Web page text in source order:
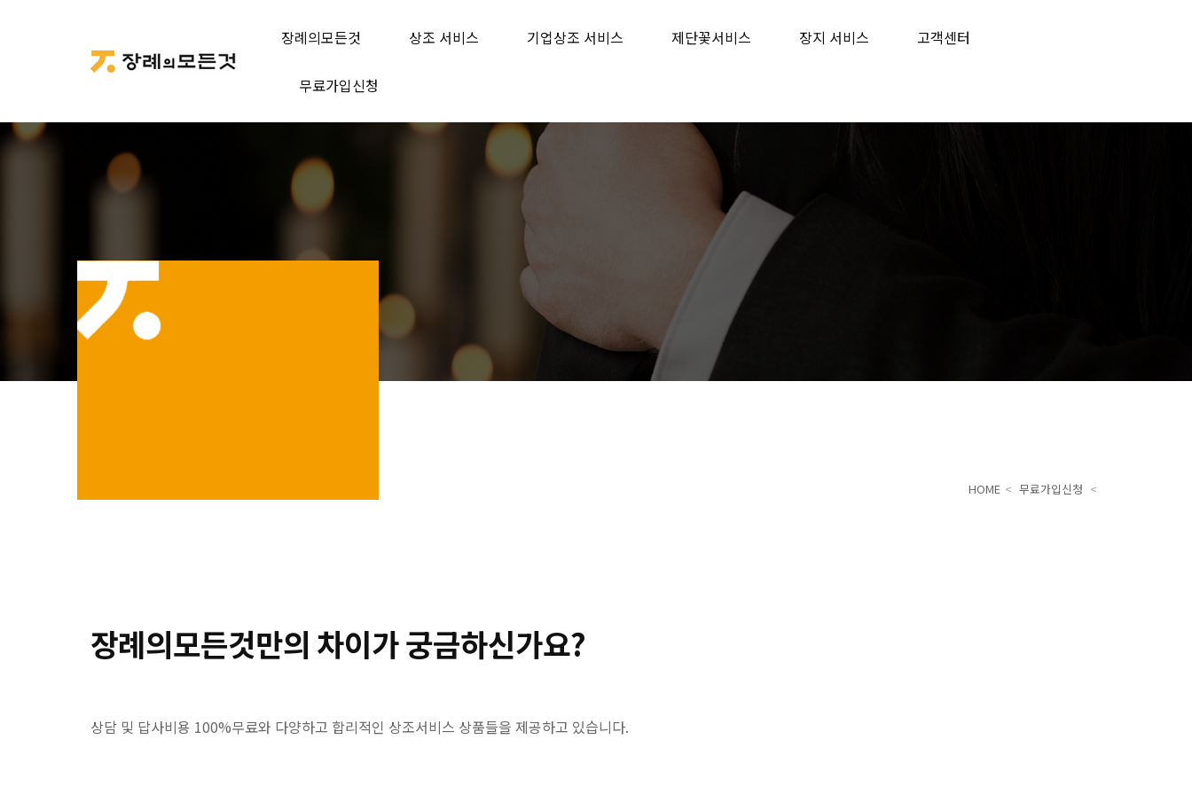
장례의모든것 상조 서비스 기업상조 서비스 제단꽃서비스 장지 서비스 고객센터
무료가입신청
HOME < 무료가입신청 <
장례의모든것만의 차이가 궁금하신가요?
상담 및 답사비용 100%무료와 다양하고 합리적인 상조서비스 상품들을 제공하고 있습니다.